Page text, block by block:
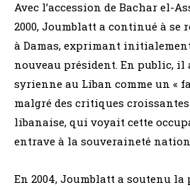
Avec l’accession de Bachar el-
2000, Joumblatt a continué à se
à Damas, exprimant
nouveau président. En public, il
syrienne au Liban comme un «
malgré des critiques
libanaise, qui voyait cette
entrave à la souveraineté
En 2004, Joumblatt a soutenu